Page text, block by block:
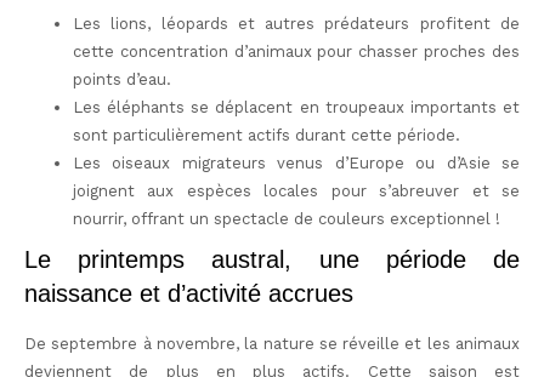
Les lions, léopards et autres prédateurs profitent de
cette concentration d’animaux pour chasser proches des
points d’eau.
Les éléphants se déplacent en troupeaux importants et
sont particulièrement actifs durant cette période.
Les oiseaux migrateurs venus d’Europe ou d’Asie se
joignent aux espèces locales pour s’abreuver et se
nourrir, offrant un spectacle de couleurs exceptionnel !
Le printemps austral, une période de
naissance et d’activité accrues
De septembre à novembre, la nature se réveille et les animaux
deviennent de plus en plus actifs. Cette saison est